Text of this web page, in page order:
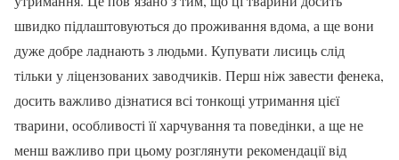
швидко підлаштовуються до проживання вдома, а ще вони
дуже добре ладнають з людьми. Купувати лисиць слід
тільки у ліцензованих заводчиків. Перш ніж завести фенека,
досить важливо дізнатися всі тонкощі утримання цієї
тварини, особливості її харчування та поведінки, а ще не
менш важливо при цьому розглянути рекомендації від